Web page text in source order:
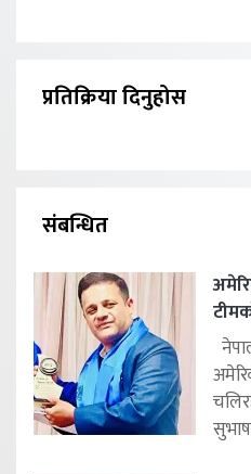
प्रतिक्रिया दिनुहोस
संबन्धित